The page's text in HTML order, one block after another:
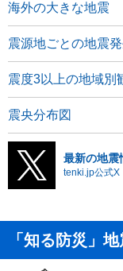
海外の大きな地震
震源地ごとの地震
震度3以上の地域別
震央分布図
最新の地震
tenki.jp公式X
「知る防災」